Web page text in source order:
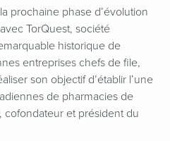
prochaine phase d’évolution
TorQuest, société
historique de
entreprises chefs de file,
son objectif d’établir l’une
de pharmacies de
cofondateur et président du